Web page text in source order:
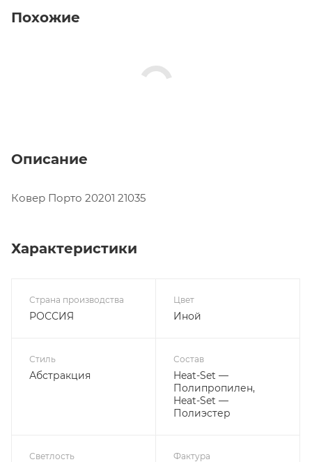
Похожие
Описание
Ковер Порто 20201 21035
Характеристики
Страна производства
РОССИЯ
Цвет
Иной
Стиль
Абстракция
Состав
Heat-Set —
Полипропилен,
Heat-Set —
Полиэстер
Светлость Фактура